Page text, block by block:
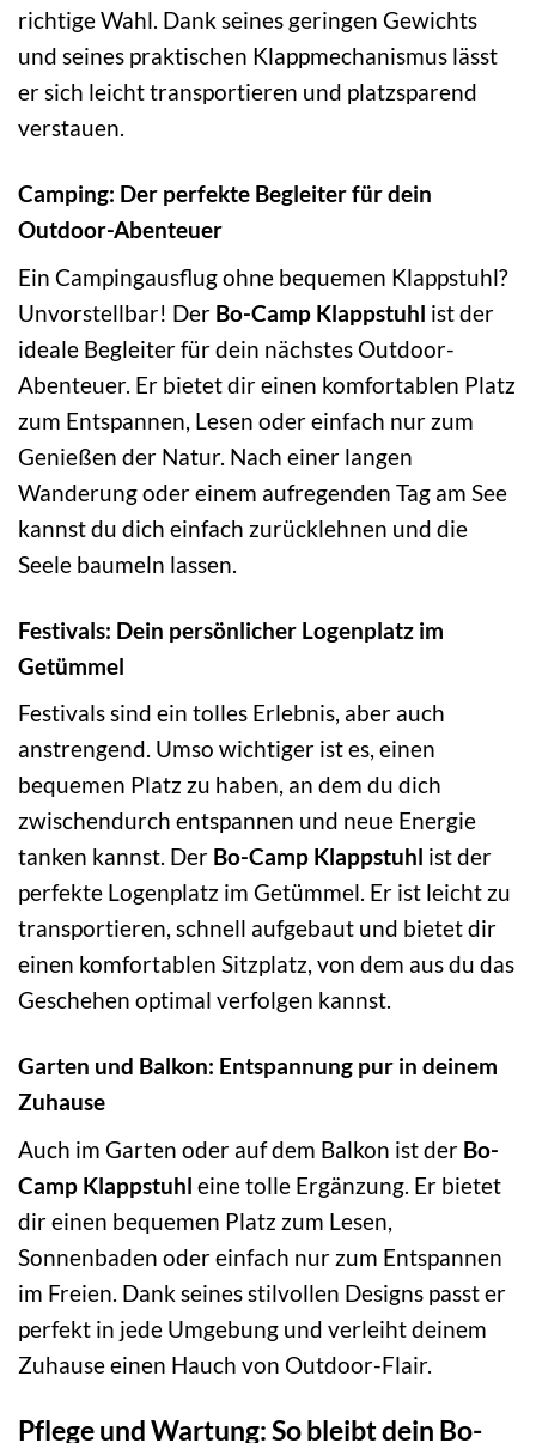
richtige Wahl. Dank seines geringen Gewichts
und seines praktischen Klappmechanismus lässt
er sich leicht transportieren und platzsparend
verstauen.
Camping: Der perfekte Begleiter für dein
Outdoor-Abenteuer
Ein Campingausflug ohne bequemen Klappstuhl?
Unvorstellbar! Der Bo-Camp Klappstuhl ist der
ideale Begleiter für dein nächstes Outdoor-
Abenteuer. Er bietet dir einen komfortablen Platz
zum Entspannen, Lesen oder einfach nur zum
Genießen der Natur. Nach einer langen
Wanderung oder einem aufregenden Tag am See
kannst du dich einfach zurücklehnen und die
Seele baumeln lassen.
Festivals: Dein persönlicher Logenplatz im
Getümmel
Festivals sind ein tolles Erlebnis, aber auch
anstrengend. Umso wichtiger ist es, einen
bequemen Platz zu haben, an dem du dich
zwischendurch entspannen und neue Energie
tanken kannst. Der Bo-Camp Klappstuhl ist der
perfekte Logenplatz im Getümmel. Er ist leicht zu
transportieren, schnell aufgebaut und bietet dir
einen komfortablen Sitzplatz, von dem aus du das
Geschehen optimal verfolgen kannst.
Garten und Balkon: Entspannung pur in deinem
Zuhause
Auch im Garten oder auf dem Balkon ist der Bo-
Camp Klappstuhl eine tolle Ergänzung. Er bietet
dir einen bequemen Platz zum Lesen,
Sonnenbaden oder einfach nur zum Entspannen
im Freien. Dank seines stilvollen Designs passt er
perfekt in jede Umgebung und verleiht deinem
Zuhause einen Hauch von Outdoor-Flair.
Pflege und Wartung: So bleibt dein Bo-